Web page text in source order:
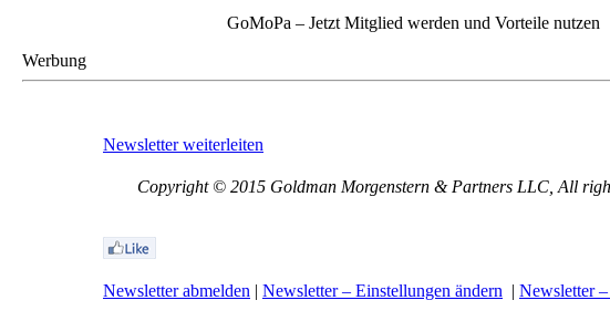
GoMoPa – Jetzt Mitglied werden und Vorteile nutzen
Werbung
Newsletter weiterleiten
Copyright © 2015 Goldman Morgenstern & Partners LLC, All
Newsletter abmelden Newsletter – Einstellungen ändern Newsletter